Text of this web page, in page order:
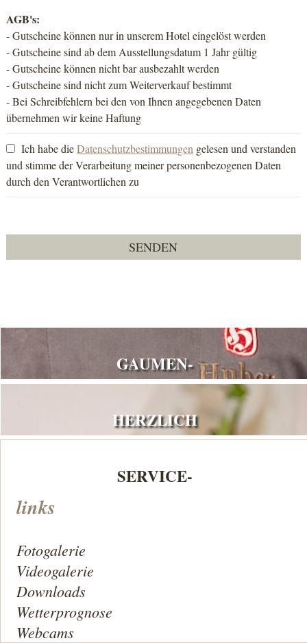
AGB's:
- Gutscheine können nur in unserem Hotel eingelöst werden
- Gutscheine sind ab dem Ausstellungsdatum 1 Jahr gültig
- Gutscheine können nicht bar ausbezahlt werden
- Gutscheine sind nicht zum Weiterverkauf bestimmt
- Bei Schreibfehlern bei den von Ihnen angegebenen Daten
übernehmen wir keine Haftung
Ich habe dieDatenschutzbestimmungen gelesen und verstanden
und stimme der Verarbeitung meiner personenbezogenen Daten
durch den Verantwortlichen zu
SENDEN
GAUMEN-
HERZLICH
SERVICE-
links
Fotogalerie
Videogalerie
Downloads
Wetterprognose
Webcams